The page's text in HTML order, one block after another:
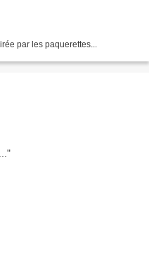
par les paquerettes...